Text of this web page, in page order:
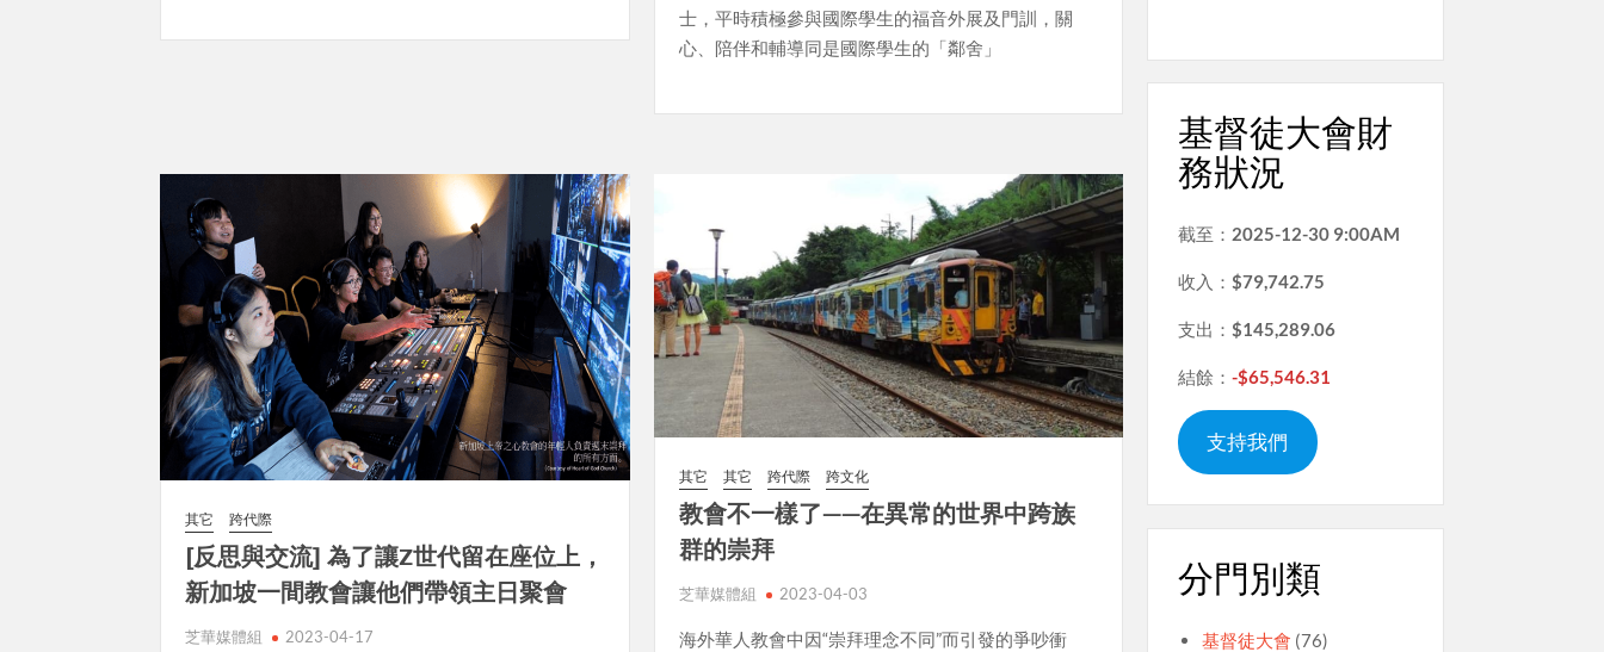
士，平時積極參與國際學生的福音外展及門訓，關
心、陪伴和輔導同是國際學生的「鄰舍」
其它 跨代際
[反思與交流] 為了讓Z世代留在座位上，
新加坡一間教會讓他們帶領主日聚會
芝華媒體組 2023-04-17
其它 其它 跨代際 跨文化
教會不一樣了——在異常的世界中跨族
群的崇拜
芝華媒體組 2023-04-03
海外華人教會中因“崇拜理念不同”而引發的爭吵衝
基督徒大會財
務狀況
截至： 2025-12-30 9:00AM
收入： $79,742.75
支出： $145,289.06
結餘： -$65,546.31
支持我們
分門別類
基督徒大會 (76)